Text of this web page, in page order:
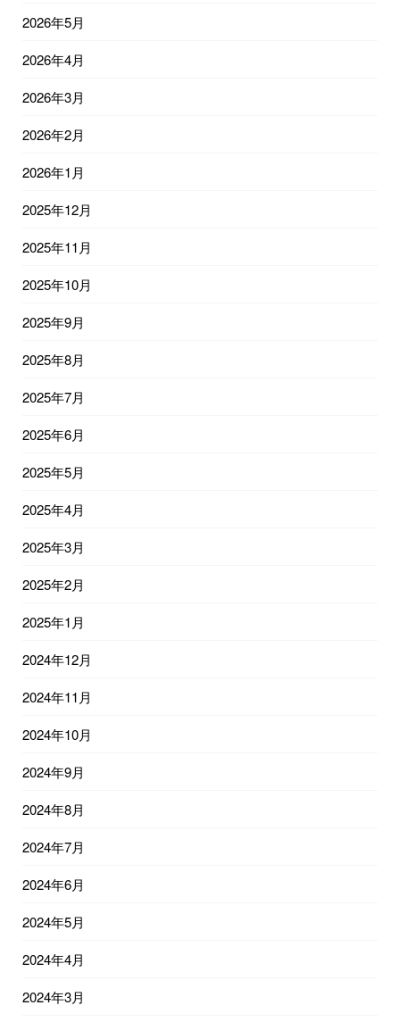
2026年5月
2026年4月
2026年3月
2026年2月
2026年1月
2025年12月
2025年11月
2025年10月
2025年9月
2025年8月
2025年7月
2025年6月
2025年5月
2025年4月
2025年3月
2025年2月
2025年1月
2024年12月
2024年11月
2024年10月
2024年9月
2024年8月
2024年7月
2024年6月
2024年5月
2024年4月
2024年3月